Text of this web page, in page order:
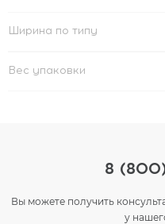
Ширина по типу
Вес упаковки
8
Вы можете получить
у